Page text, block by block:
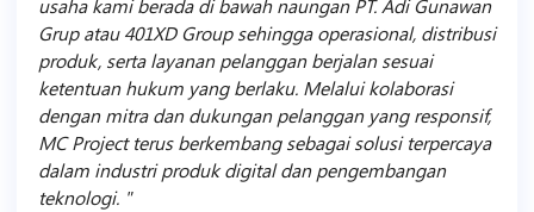
usaha kami berada di bawah naungan PT. Adi Gunawan
Grup atau 401XD Group sehingga operasional, distribusi
produk, serta layanan pelanggan berjalan sesuai
ketentuan hukum yang berlaku. Melalui kolaborasi
dengan mitra dan dukungan pelanggan yang responsif,
MC Project terus berkembang sebagai solusi terpercaya
dalam industri produk digital dan pengembangan
teknologi.